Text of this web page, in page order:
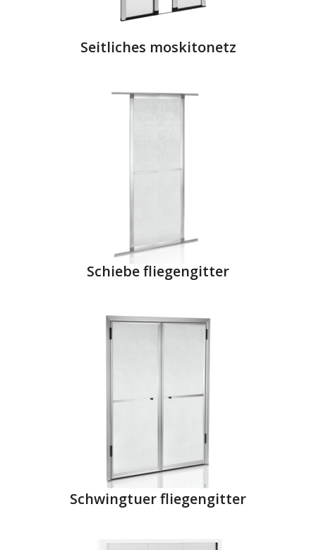
Seitliches moskitonetz
Schiebe fliegengitter
Schwingtuer fliegengitter